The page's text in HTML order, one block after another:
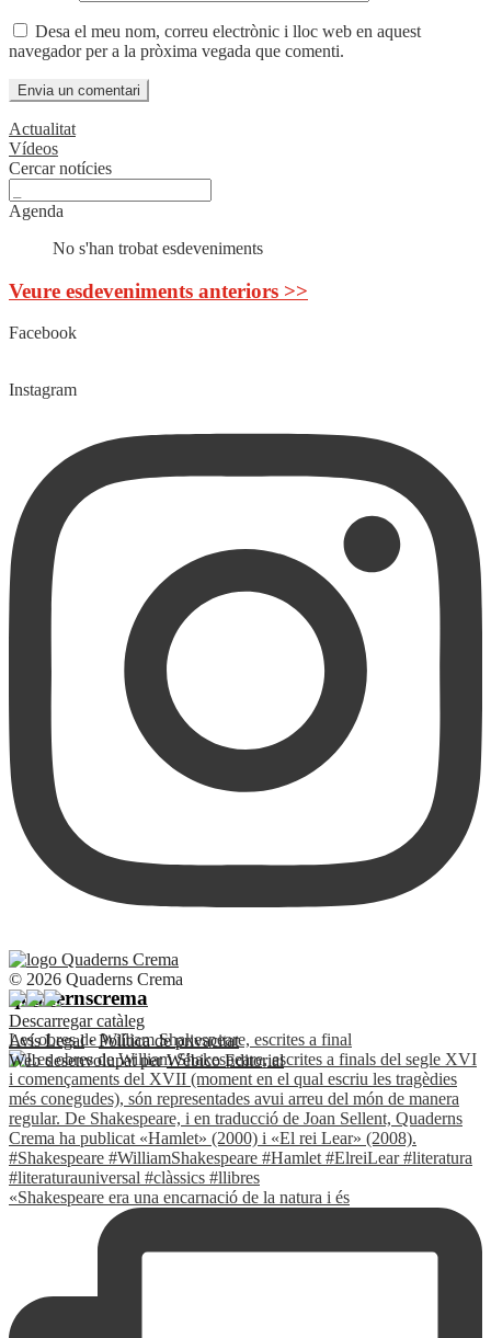
Desa el meu nom, correu electrònic i lloc web en aquest
navegador per a la pròxima vegada que comenti.
Actualitat
Vídeos
Cercar notícies
Agenda
No s'han trobat esdeveniments
Veure esdeveniments anteriors >>
Facebook
Instagram
quadernscrema
Les obres de William Shakespeare, escrites a final
«Shakespeare era una encarnació de la natura i és
© 2026 Quaderns Crema
Descarregar catàleg
Avís Legal·Política de privacitat
Web desenvolupat perWébico Editorial